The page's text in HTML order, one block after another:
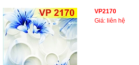
VP2170
Giá: liên hệ